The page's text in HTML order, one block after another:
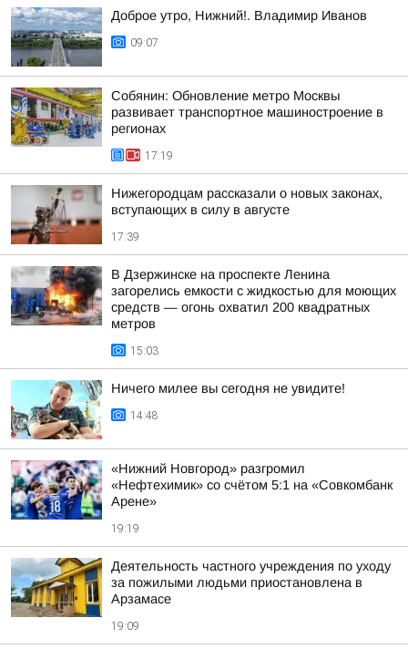
Доброе утро, Нижний!. Владимир Иванов
09:07
Собянин: Обновление метро Москвы
развивает транспортное машиностроение в
регионах
17:19
Нижегородцам рассказали о новых законах,
вступающих в силу в августе
17:39
В Дзержинске на проспекте Ленина
загорелись емкости с жидкостью для моющих
средств — огонь охватил 200 квадратных
метров
15:03
Ничего милее вы сегодня не увидите!
14:48
«Нижний Новгород» разгромил
«Нефтехимик» со счётом 5:1 на «Совкомбанк
Арене»
19:19
Деятельность частного учреждения по уходу
за пожилыми людьми приостановлена в
Арзамасе
19:09